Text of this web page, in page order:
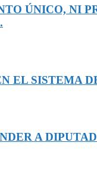
ÚNICO, NI
EL SISTEMA
A